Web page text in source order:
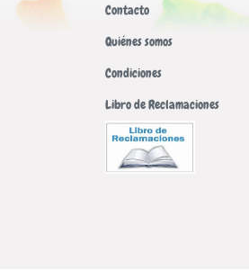
Contacto
Quiénes somos
Condiciones
Libro de Reclamaciones